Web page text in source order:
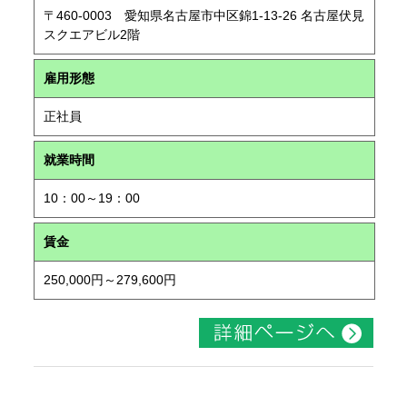
〒460-0003 愛知県名古屋市中区錦1-13-26 名古屋伏見
スクエアビル2階
雇用形態
正社員
就業時間
10：00～19：00
賃金
250,000円～279,600円